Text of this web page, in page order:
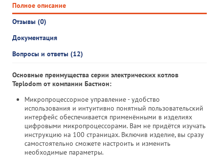
Полное описание
Отзывы (0)
Документация
Вопросы и ответы (12)
Основные преимущества серии электрических котлов
Teplodom от компании Бастион:
Микропроцессорное управление - удобство
использования и интуитивно понятный пользовательский
интерфейс обеспечивается применёнными в изделиях
цифровыми микропроцессорами. Вам не придётся изучать
инструкцию на 100 страницах. Включив изделие, вы сразу
самостоятельно сможете настроить и изменить
необходимые параметры.